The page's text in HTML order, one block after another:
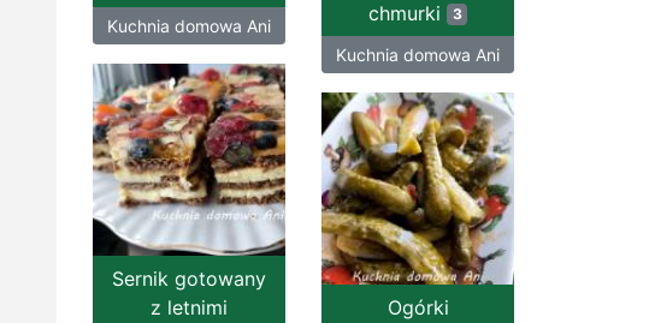
Kuchnia domowa Ani
chmurki
3
Kuchnia domowa Ani
Sernik gotowany
z letnimi
Ogórki